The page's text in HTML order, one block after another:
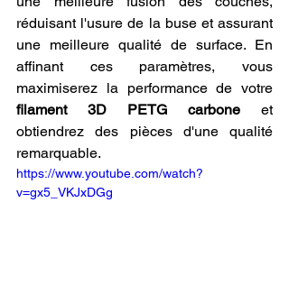
réduisant l'usure de la buse et assurant
une meilleure qualité de surface. En
affinant ces paramètres, vous
filament 3D PETG carbone et
obtiendrez des pièces d'une qualité
remarquable.
https://www.youtube.com/watch?
v=gx5_VKJxDGg